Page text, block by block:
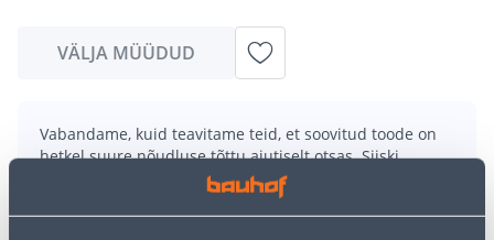
VÄLJA MÜÜDUD
Vabandame, kuid teavitame teid, et soovitud toode on
hetkel suure nõudluse tõttu ajutiselt otsas. Siiski
pakume suurepäraseid alternatiive samast
, mis võivad teile sama palju rõõmu
pakkuda!